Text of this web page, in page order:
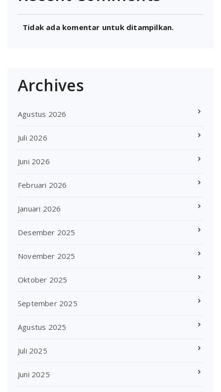
Tidak ada komentar untuk ditampilkan.
Archives
Agustus 2026
Juli 2026
Juni 2026
Februari 2026
Januari 2026
Desember 2025
November 2025
Oktober 2025
September 2025
Agustus 2025
Juli 2025
Juni 2025